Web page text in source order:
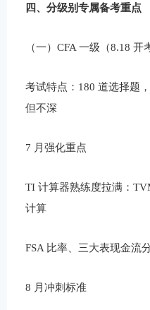
四、分级别专属备考重点
（一）CFA 一级（8.18 开
考试特点：180 道选择题
但不深
7 月强化重点
TI 计算器熟练度拉满：
计算
FSA 比率、三大表现金流
8 月冲刺标准